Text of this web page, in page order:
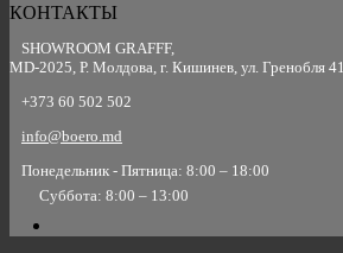
КОНТАКТЫ
SHOWROOM GRAFFF,
MD-2025, Р. Молдова, г. Кишинев, ул. Гренобля 41
+373 60 502 502
info@boero.md
Понедельник - Пятница: 8:00 – 18:00
Суббота: 8:00 – 13:00